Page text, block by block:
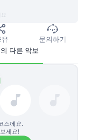
유
문의하기
다른 악보
스에요.
세요!